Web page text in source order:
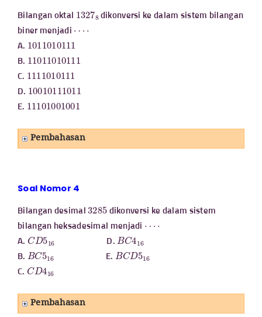
Bilangan oktal 1327 8
dikonversi ke dalam sistem bilangan
biner menjadi
A. 1011010111
B. 11011010111
C. 1111010111
D. 10010111011
E. 11101001001
Pembahasan
Soal Nomor 4
Bilangan desimal3285 dikonversi ke dalam sistem
bilangan heksadesimal menjadi
A. CD516 D.BC416
B. BC516 E. BCD516
C. CD416
Pembahasan